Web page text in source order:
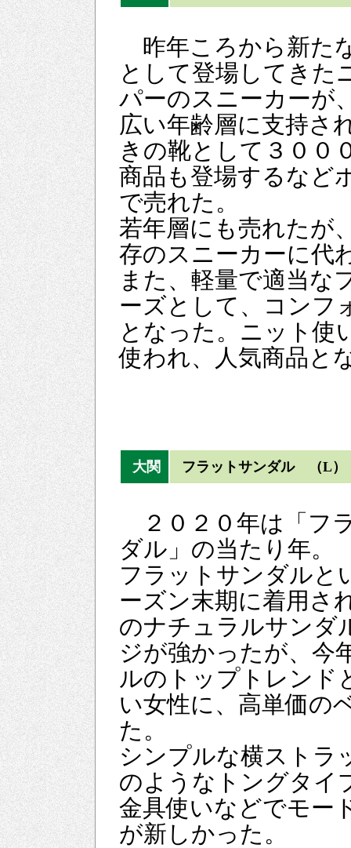
昨年ころから新た
として登場してきた
パーのスニーカーが
広い年齢層に支持さ
きの靴として３００
商品も登場するなど
で売れた。
若年層にも売れたが
存のスニーカーに代
また、軽量で適当な
ーズとして、コンフ
となった。ニット使
使われ、人気商品と
大関 フラットサンダル （L）
２０２０年は「フ
ダル」の当たり年。
フラットサンダルと
ーズン末期に着用さ
のナチュラルサンダ
ジが強かったが、今
ルのトップトレンド
い女性に、高単価の
た。
シンプルな横ストラ
のようなトングタイ
金具使いなどでモー
が新しかった。